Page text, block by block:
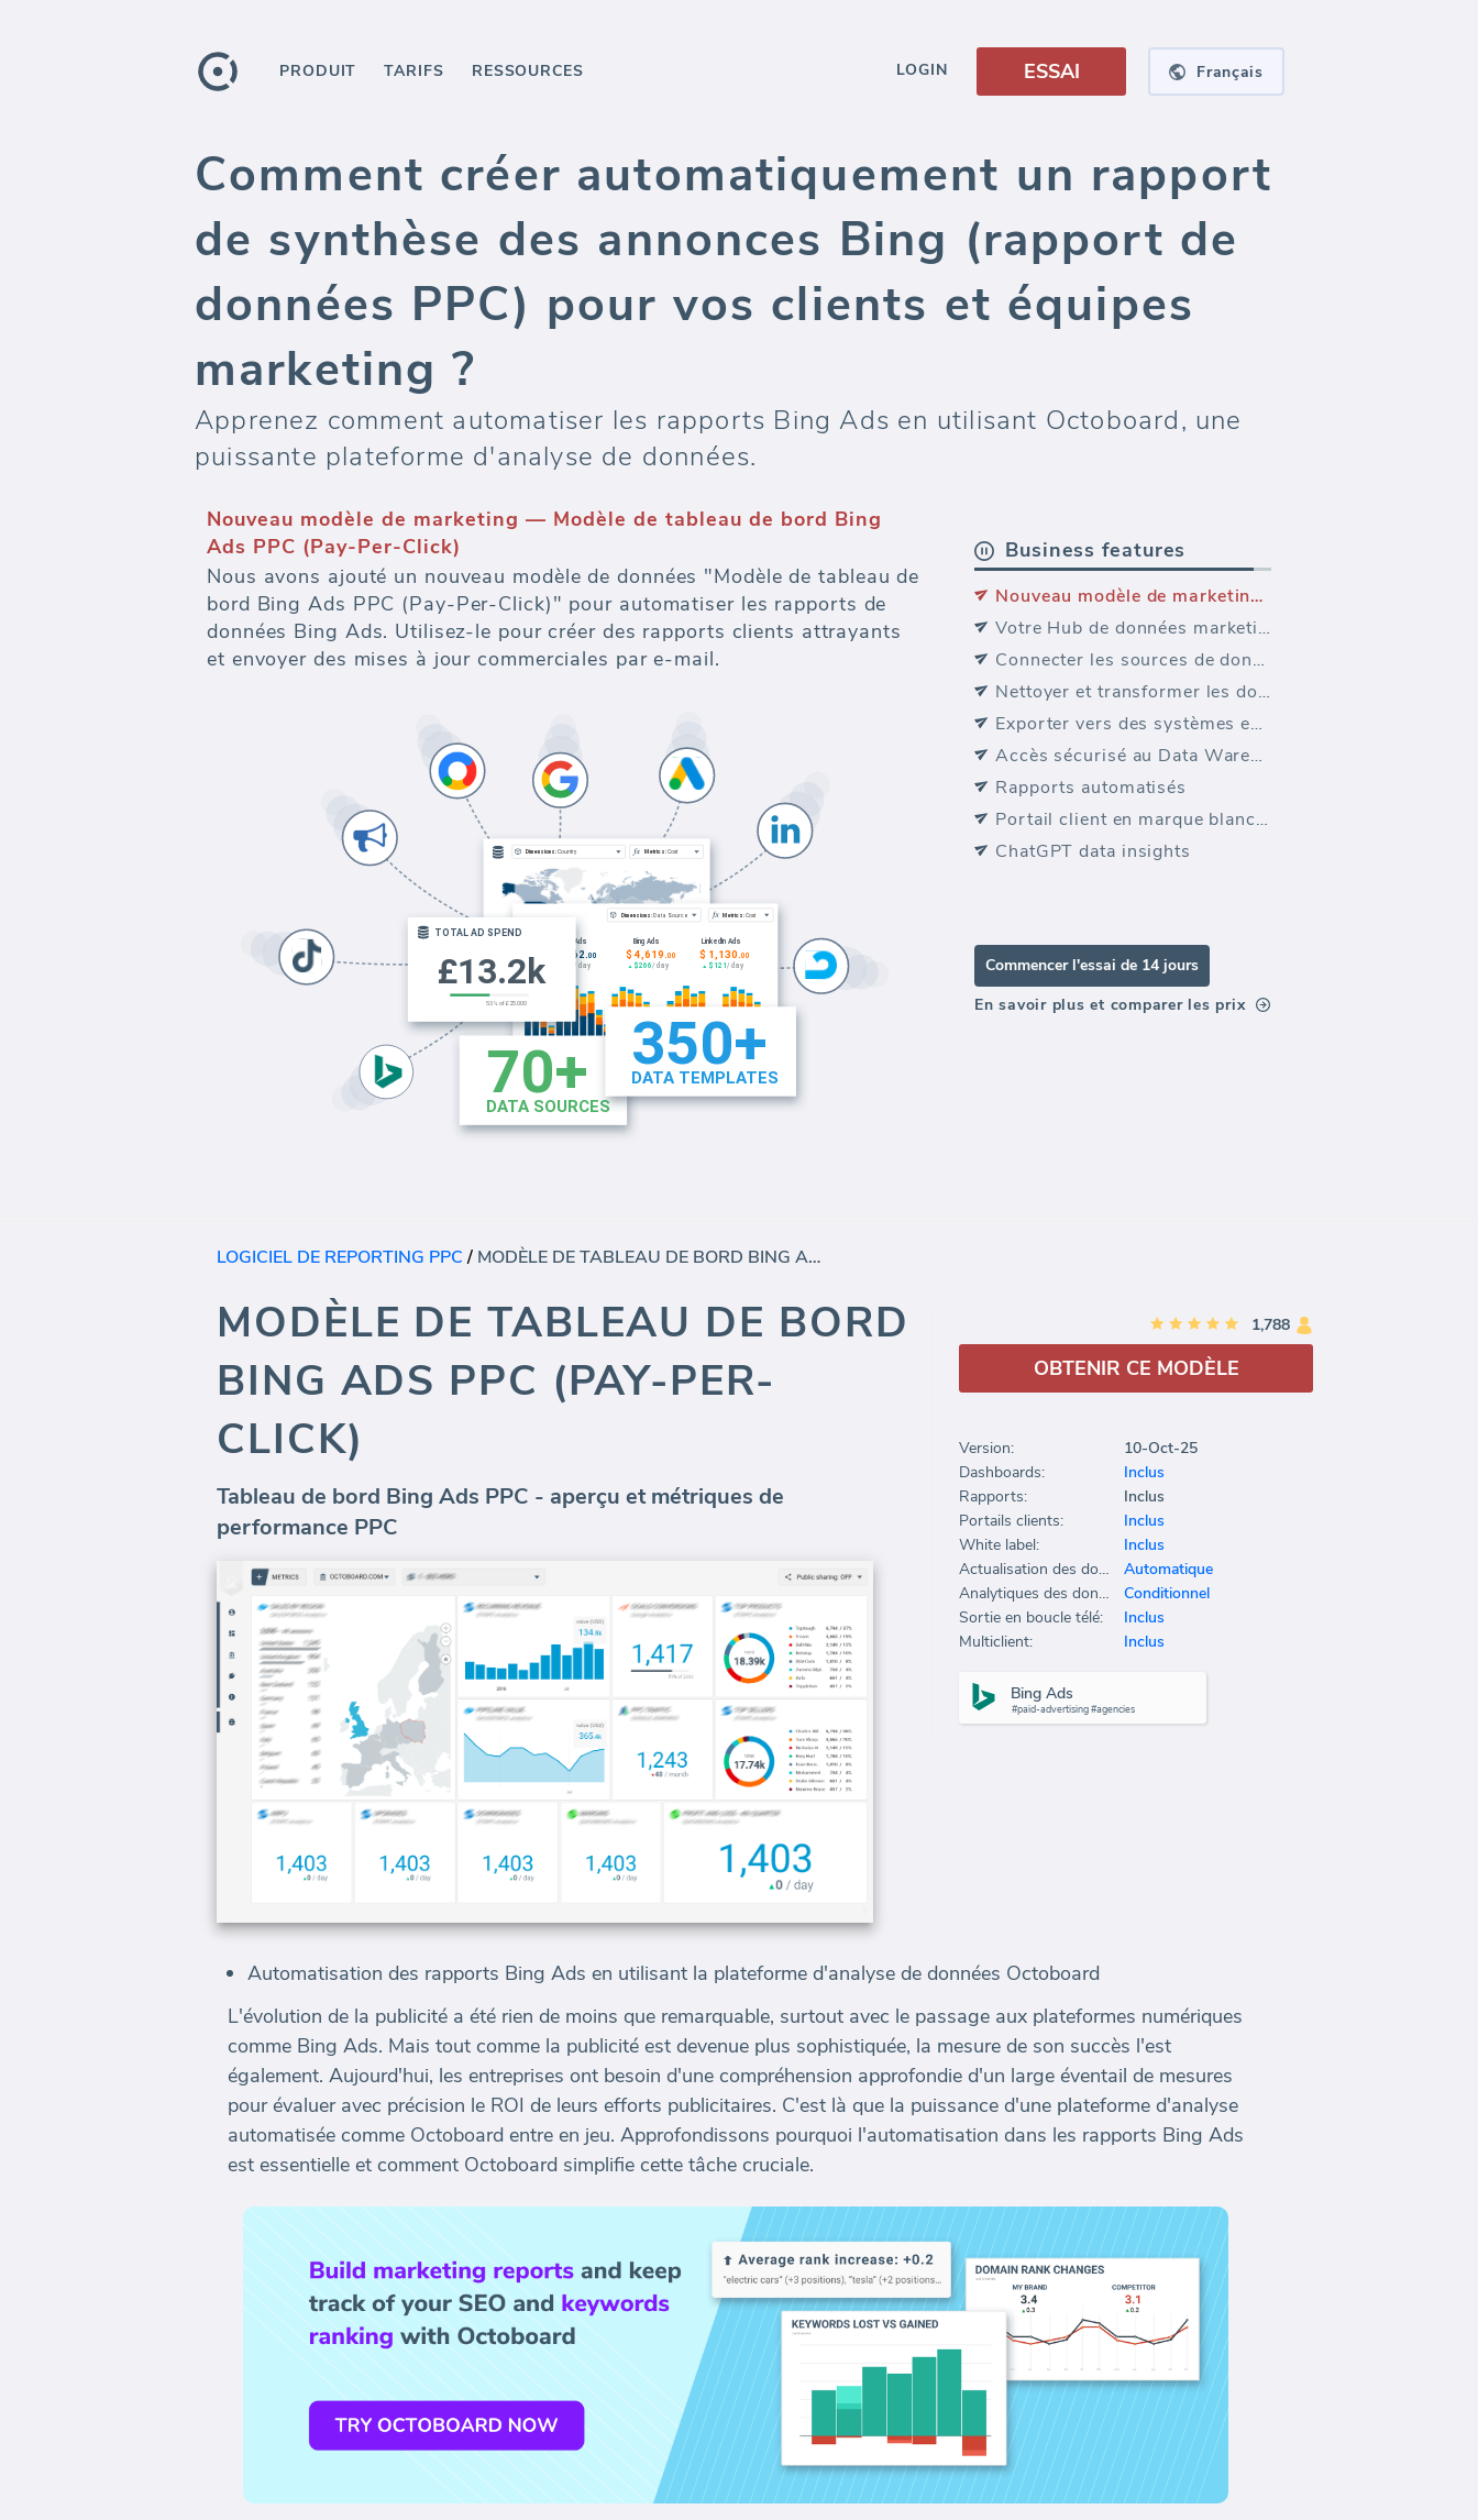
PRODUIT TARIFS RESSOURCES LOGIN ESSAI Français
Comment créer automatiquement un rapport
de synthèse des annonces Bing (rapport de
données PPC) pour vos clients et équipes
marketing ?
Apprenez comment automatiser les rapports Bing Ads en utilisant Octoboard, une
puissante plateforme d'analyse de données.
Votre Hub de données marketing
Alimentez tous vos systèmes d'analyse marketing, de reporting et de data
warehouse - de l'agrégation et du nettoyage des données à la
visualisation et à l'exportation des données.
Business features
Nouveau modèle de marketing — Modèle de tableau de bord Bing Ads PPC (Pay-Per-Click)
Votre Hub de données marketing
Connecter les sources de données PPC
Nettoyer et transformer les données
Exporter vers des systèmes externes
Accès sécurisé au Data Warehouse
Rapports automatisés
Portail client en marque blanche
ChatGPT data insights
Commencer l'essai de 14 jours
En savoir plus et comparer les prix
LOGICIEL DE REPORTING PPC/ MODÈLE DE TABLEAU DE BORD BING ADS PPC (PAY-PER-CLICK)
MODÈLE DE TABLEAU DE BORD
BING ADS PPC (PAY-PER-
CLICK)
Tableau de bord Bing Ads PPC - aperçu et métriques de
performance PPC
Automatisation des rapports Bing Ads en utilisant la plateforme d'analyse de données Octoboard
L'évolution de la publicité a été rien de moins que remarquable, surtout avec le passage aux plateformes numériques
comme Bing Ads. Mais tout comme la publicité est devenue plus sophistiquée, la mesure de son succès l'est
également. Aujourd'hui, les entreprises ont besoin d'une compréhension approfondie d'un large éventail de mesures
pour évaluer avec précision le ROI de leurs efforts publicitaires. C'est là que la puissance d'une plateforme d'analyse
automatisée comme Octoboard entre en jeu. Approfondissons pourquoi l'automatisation dans les rapports Bing Ads
est essentielle et comment Octoboard simplifie cette tâche cruciale.
1,788
OBTENIR CE MODÈLE
Version:
10-Oct-25
Dashboards:
Inclus
Rapports:
Inclus
Portails clients:
Inclus
White label:
Inclus
Actualisation des données:
Automatique
Analytiques des données:
Conditionnel
Sortie en boucle télé:
Inclus
Multiclient:
Inclus
Bing Ads
#paid-advertising #agencies